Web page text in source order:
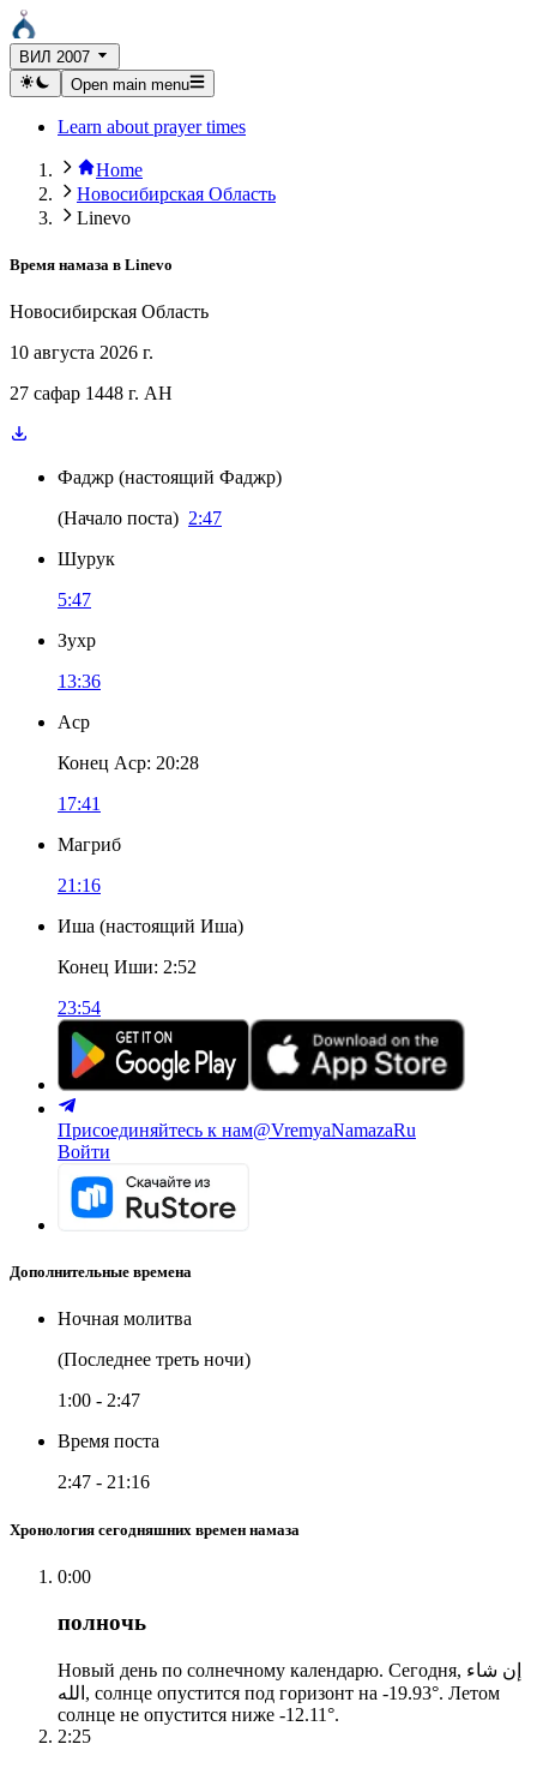
ВИЛ 2007
Open main menu
Learn about prayer times
Home
Новосибирская Область
Linevo
Время намаза в Linevo
Новосибирская Область
10 августа 2026 г.
27 сафар 1448 г. AH
Фаджр (настоящий Фаджр)
(Начало поста) 2:47
Шурук
5:47
Зухр
13:36
Аср
Конец Аср: 20:28
17:41
Магриб
21:16
Иша (настоящий Иша)
Конец Иши: 2:52
23:54
Присоединяйтесь к нам@VremyaNamazaRu
Войти
Дополнительные времена
Ночная молитва
(Последнее треть ночи)
1:00 - 2:47
Время поста
2:47 - 21:16
Хронология сегодняшних времен намаза
0:00
полночь
Новый день по солнечному календарю. Сегодня, إن شاء
الله, солнце опустится под горизонт на -19.93°. Летом
солнце не опустится ниже -12.11°.
2:25